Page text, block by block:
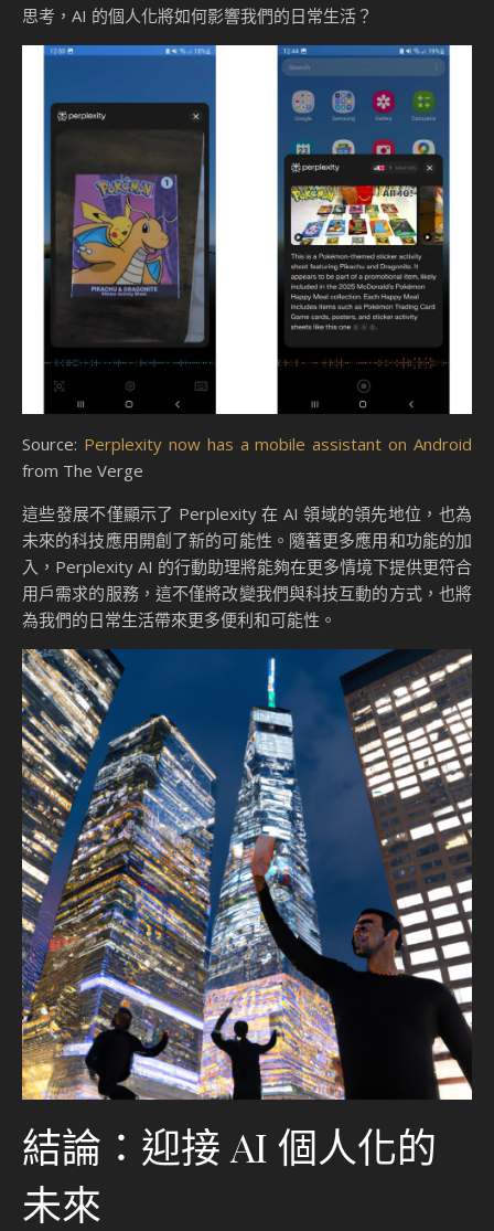
思考，AI 的個人化將如何影響我們的日常生活？
Source: Perplexity now has a mobile assistant on Android
from The Verge
這些發展不僅顯示了 Perplexity 在 AI 領域的領先地位，也為
未來的科技應用開創了新的可能性。隨著更多應用和功能的加
入，Perplexity AI 的行動助理將能夠在更多情境下提供更符合
用戶需求的服務，這不僅將改變我們與科技互動的方式，也將
為我們的日常生活帶來更多便利和可能性。
結論：迎接 AI 個人化的
未來